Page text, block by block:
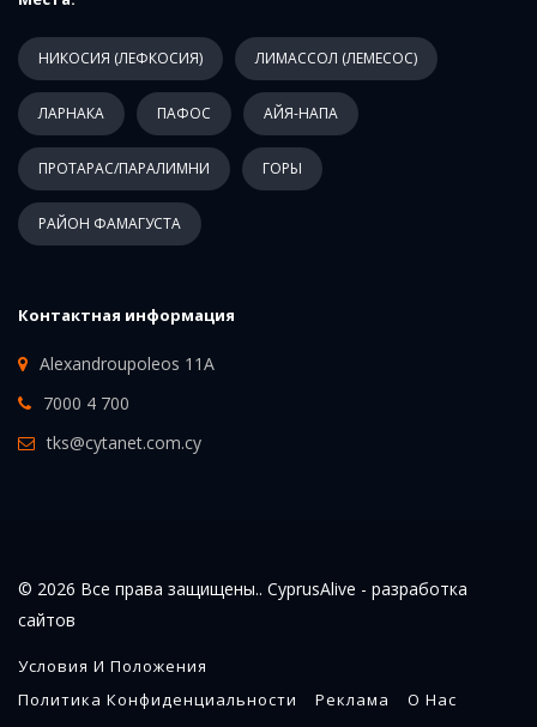
НИКОСИЯ (ЛЕФКОСИЯ) ЛИМАССОЛ (ЛЕМЕСОС)
ЛАРНАКА ПАФОС АЙЯ-НАПА
ПРОТАРАС/ПАРАЛИМНИ ГОРЫ
РАЙОН ФАМАГУСТА
Контактная информация
Alexandroupoleos 11A
7000 4 700
tks@cytanet.com.cy
© 2026 Все права защищены.. CyprusAlive - разработка
сайтов
Условия И Положения
Политика Конфиденциальности
Реклама
О Нас